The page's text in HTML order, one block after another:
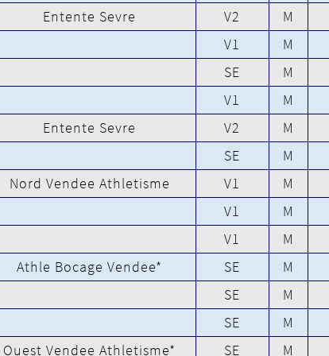
Entente Sevre V2
M
V1
M
SE
M
V1
M
Entente Sevre V2
M
SE
M
Nord Vendee Athletisme V1
M
V1
M
V1
M
Athle Bocage Vendee* SE
M
SE
M
SE
M
Ouest Vendee Athletisme* SE M